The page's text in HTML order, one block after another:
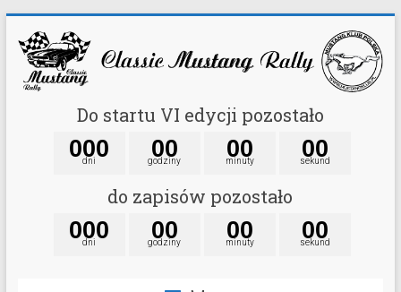
Do startu VI edycji pozostało
dni
000 godziny
00 minuty
00 sekund
00
do zapisów pozostało
dni
000 godziny
00 minuty
00 sekund
00